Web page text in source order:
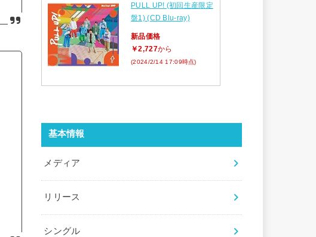
PULL UP! (初回生産限定
盤1) (CD Blu-ray)
新品価格
￥2,727から
(2024/2/14 17:09時点)
基本情報
メディア
リリース
シングル